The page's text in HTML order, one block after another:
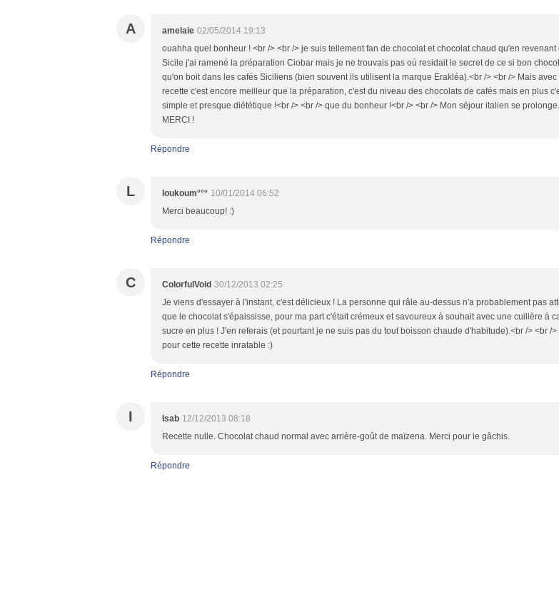
A amelaie 02/05/2014 19:13
ouahha quel bonheur ! <br /> <br /> je suis tellement fan de chocolat et chocolat chaud qu'en revenant
Sicile j'ai ramené la préparation Ciobar mais je ne trouvais pas où residait le secret de ce si bon
qu'on boit dans les cafés Siciliens (bien souvent ils utilisent la marque Erakléa).<br /> <br /> Mais avec
recette c'est encore meilleur que la préparation, c'est du niveau des chocolats de cafés mais en plus
simple et presque diététique !<br /> <br /> que du bonheur !<br /> <br /> Mon séjour italien se
MERCI !
Répondre
L loukoum°°° 10/01/2014 06:52
Merci beaucoup! :)
Répondre
C ColorfulVoid 30/12/2013 02:25
Je viens d'essayer à l'instant, c'est délicieux ! La personne qui râle au-dessus n'a probablement pas
que le chocolat s'épaississe, pour ma part c'était crémeux et savoureux à souhait avec une cuillère à
sucre en plus ! J'en referais (et pourtant je ne suis pas du tout boisson chaude d'habitude).<br /> <br />
pour cette recette inratable :)
Répondre
I Isab 12/12/2013 08:18
Recette nulle. Chocolat chaud normal avec arrière-goût de maïzena. Merci pour le gâchis.
Répondre